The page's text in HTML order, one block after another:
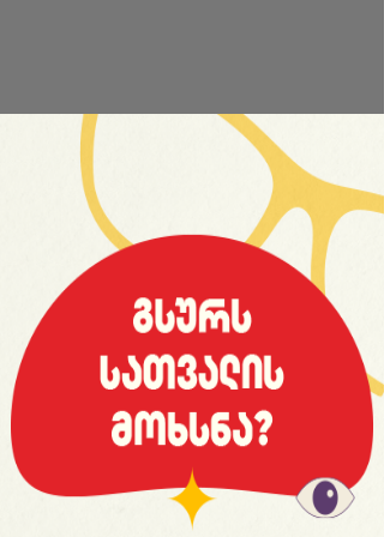
საიტის სრული ვერსია
© 2008 იანვარი, «მსოფლიო სპორტი»
ვებ-გვერდ WORLDSPORT.GE-ს ინფორმაციებისა და
ფოტომასალის გამოყენება, რედაქციასთან
შეთანხმების გარეშე, აკრძალულია!